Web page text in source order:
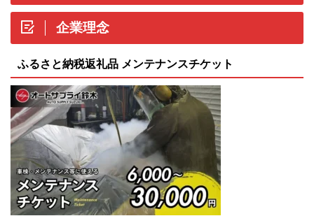
企業理念
ふるさと納税返礼品 メンテナンスチケット